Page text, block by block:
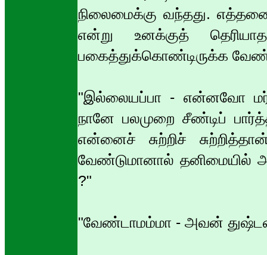
நிலைமைக்கு வந்தது.
என்று உனக்குத்
பகைத்துக்கொண்டிருக்க
"இல்லையப்பா - என்னவோ
நானே பலமுறை சீண்டிப்
என்னைச் சுற்றிச்
வேண்டுமானால் தனிமையில்
?"
"வேண்டாமம்மா - அவன்